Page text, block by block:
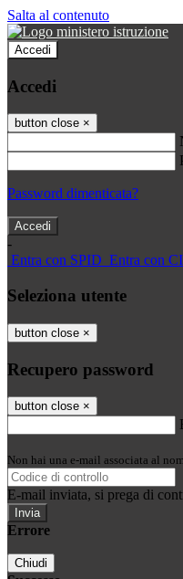
Salta al contenuto
Accedi
Accedi
button close ×
Password dimenticata?
-
Entra con SPID Entra con
Seleziona utente
button close ×
Recupero password
button close ×
Non hai una e-mail associata al
E-mail inviata, si prega di
Errore
Chiudi